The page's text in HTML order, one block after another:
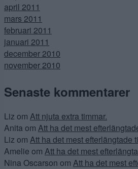
april 2011
mars 2011
februari 2011
januari 2011
december 2010
november 2010
Senaste kommentarer
Liz om Att njuta extra timmar.
Anitaom Att ha det mest
Liz om Att ha det mest efterlängtade
Amelie om Att ha det mest
Nina Oscarson om Att ha det mest